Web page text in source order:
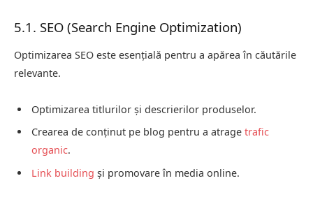
5.1. SEO (Search Engine Optimization)
Optimizarea SEO este esențială pentru a apărea în căutările
relevante.
Optimizarea titlurilor și descrierilor produselor.
Crearea de conținut pe blog pentru a atrage trafic
organic.
Link building și promovare în media online.